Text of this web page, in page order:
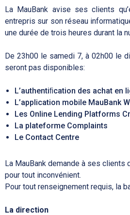
La MauBank avise ses clients
entrepris sur son réseau
une durée de trois heures durant la
De 23h00 le samedi 7, à 02h00 le
seront pas disponibles:
L’authentiﬁcation des achat en
L’application mobile MauBank
Les Online Lending Platforms
La plateforme Complaints
Le Contact Centre
La MauBank demande à ses
pour tout inconvénient.
Pour tout renseignement requis, la
La direction